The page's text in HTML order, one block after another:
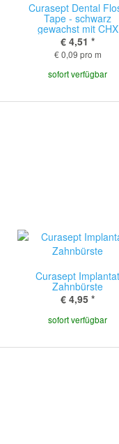
Curasept Dental
Tape - schwarz
gewachst mit CHX
€ 4,51 *
€ 0,09 pro m
sofort verfügbar
Curasept Implantat
Zahnbürste
€ 4,95 *
sofort verfügbar